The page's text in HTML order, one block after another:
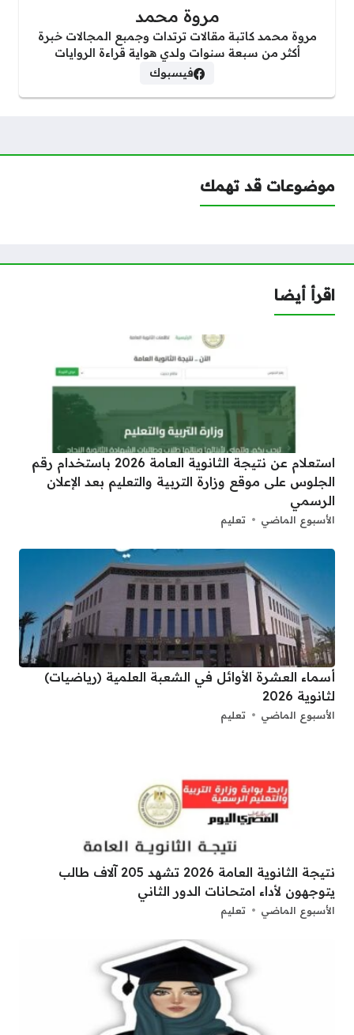
مروة محمد
مروة محمد كاتبة مقالات ترتدات وجمبع المجالات خبرة
أكثر من سبعة سنوات ولدي هواية قراءة الروايات
فيسبوك
موضوعات قد تهمك
اقرأ أيضا
استعلام عن نتيجة الثانوية العامة 2026 باستخدام رقم
الجلوس على موقع وزارة التربية والتعليم بعد الإعلان
الرسمي
الأسبوع الماضي تعليم
أسماء العشرة الأوائل في الشعبة العلمية (رياضيات)
لثانوية 2026
الأسبوع الماضي تعليم
نتيجة الثانوية العامة 2026 تشهد 205 آلاف طالب
يتوجهون لأداء امتحانات الدور الثاني
الأسبوع الماضي تعليم